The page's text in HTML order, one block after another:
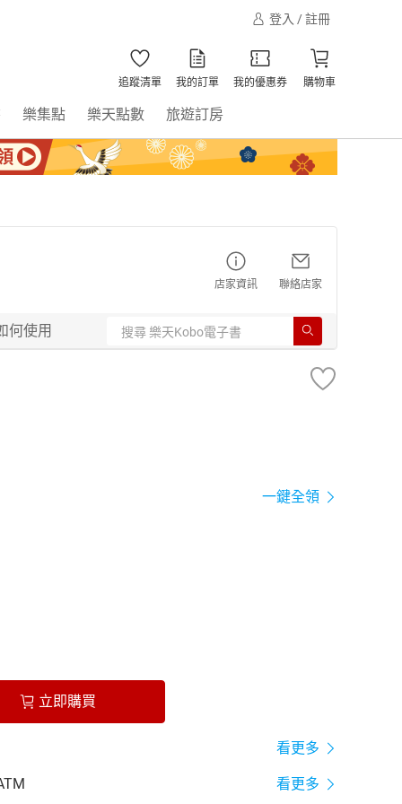
登入 / 註冊
追蹤清單 我的訂單 我的優惠券 購物車
樂集點 樂天點數 旅遊訂房
店家資訊 聯絡店家
何使用
一鍵全領
立即購買
看更多
看更多